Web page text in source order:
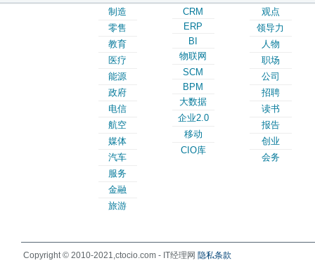
制造
零售
教育
医疗
能源
政府
电信
航空
媒体
汽车
服务
金融
旅游
CRM
ERP
BI
物联网
SCM
BPM
大数据
企业2.0
移动
CIO库
观点
领导力
人物
职场
公司
招聘
读书
报告
创业
会务
Copyright © 2010-2021,ctocio.com - IT经理网 隐私条款